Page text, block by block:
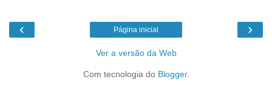
‹ ›
Página inicial
Ver a versão da Web
Com tecnologia do Blogger.